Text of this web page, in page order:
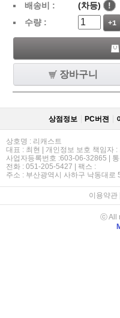
배송비 : (차등) !
수량 :
+1
장바구니
상점정보 PC버젼
상호명 : 리캐스트
대표 : 최현 | 개인정보 보호 책임자 :
사업자등록번호 :603-06-32865 |
전화 : 051-205-5427 | 팩스 :
주소 : 부산광역시 사하구 낙동대로
이용약관|
ⓒ All